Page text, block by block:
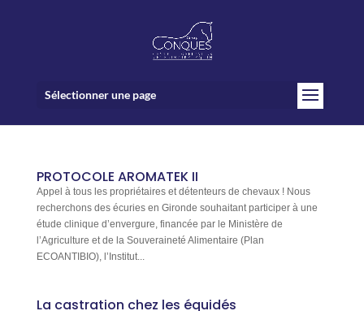
Sélectionner une page
PROTOCOLE AROMATEK II
Appel à tous les propriétaires et détenteurs de chevaux ! Nous
recherchons des écuries en Gironde souhaitant participer à une
étude clinique d’envergure, financée par le Ministère de
l’Agriculture et de la Souveraineté Alimentaire (Plan
ECOANTIBIO), l’Institut...
La castration chez les équidés